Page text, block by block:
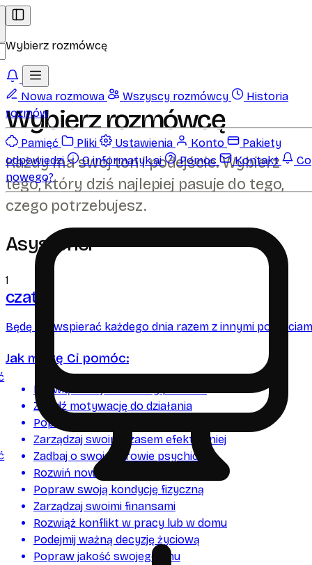
Wybierz rozmówcę
Nowa rozmowa Wszyscy rozmówcy
Historia
rozmów
Pamięć Pliki Ustawienia Konto
Pakiety
odpowiedzi
O informatyk.ai Pomoc Kontakt
Co
nowego?
Wybierz rozmówcę
Każdy ma swój ton i podejście. Wybierz
tego, który dziś najlepiej pasuje do tego,
czego potrzebujesz.
Asystenci
1
czat
Będę Cię wspierać każdego dnia razem z innymi
Jak mogę Ci pomóc:
Rozwiąż swój codzienny problem
Znajdź motywację do działania
Popraw swoje relacje z bliskimi
Zarządzaj swoim czasem efektywniej
Zadbaj o swoje zdrowie psychiczne
Rozwiń nowe umiejętności
Popraw swoją kondycję fizyczną
Zarządzaj swoimi finansami
Rozwiąż konflikt w pracy lub w domu
Podejmij ważną decyzję życiową
Popraw jakość swojego snu